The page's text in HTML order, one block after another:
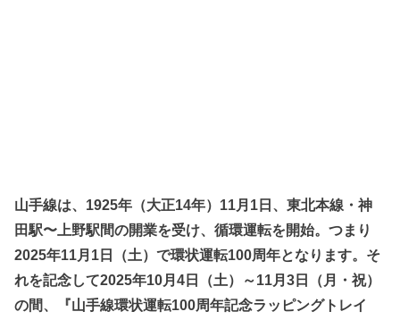
山手線は、1925年（大正14年）11月1日、東北本線・神
田駅〜上野駅間の開業を受け、循環運転を開始。つまり
2025年11月1日（土）で環状運転100周年となります。そ
れを記念して2025年10月4日（土）～11月3日（月・祝）
の間、『山手線環状運転100周年記念ラッピングトレイ